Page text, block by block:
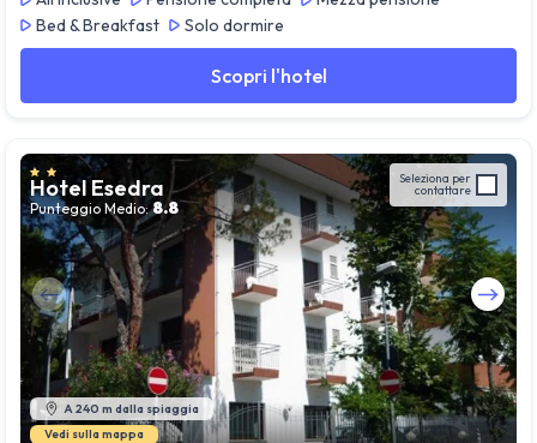
Bed & Breakfast
Solo dormire
Scopri l'hotel
Guarda tutte le foto
Hotel Esedra
Punteggio Medio: 8.8
Seleziona per
contattare
A 240 m dalla spiaggia
Vedi sulla mappa